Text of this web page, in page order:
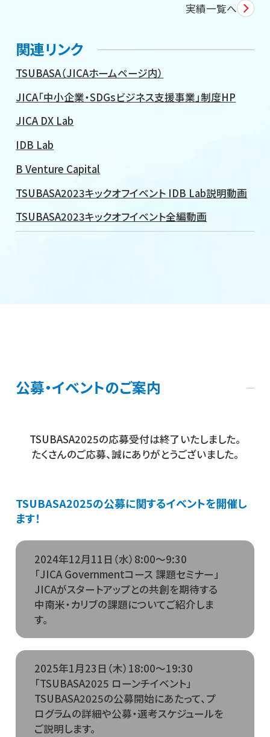
実績一覧へ
関連リンク
TSUBASA（JICAホームページ内）
JICA「中小企業・SDGsビジネス支援事業」制度HP
JICA DX Lab
IDB Lab
B Venture Capital
TSUBASA2023キックオフイベント IDB Lab説明動画
TSUBASA2023キックオフイベント全編動画
公募・イベントのご案内
TSUBASA2025の応募受付は終了いたしました。
たくさんのご応募、誠にありがとうございました。
TSUBASA2025の公募に関するイベントを開催し
ます！
2024年12月11日（水）8:00～9:30
「JICA Governmentコース 課題セミナー」
JICAがスタートアップとの共創を期待する
中南米・カリブの課題についてご紹介しま
す。
2025年1月23日（木）18:00～19:30
「TSUBASA2025 ローンチイベント」
TSUBASA2025の公募開始にあたって、プ
ログラムの詳細や公募・選考スケジュールを
ご説明します。